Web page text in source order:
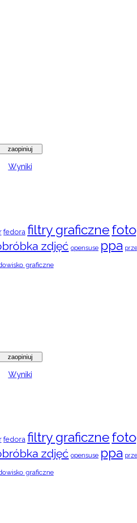
Wyniki
fedora filtry graficzne
zdjęć opensuse ppa
graficzne
Wyniki
fedora filtry graficzne
zdjęć opensuse ppa
graficzne